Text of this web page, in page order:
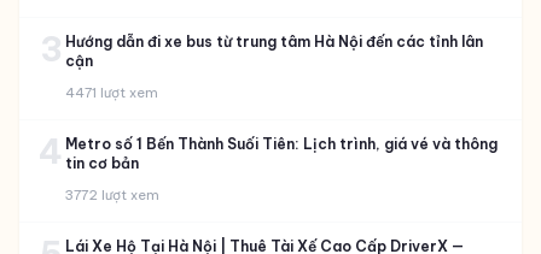
3 Hướng dẫn đi xe bus từ trung tâm Hà Nội đến các tỉnh lân
cận
4471 lượt xem
4 Metro số 1 Bến Thành Suối Tiên: Lịch trình, giá vé và thông
tin cơ bản
3772 lượt xem
Lái Xe Hộ Tại Hà Nội | Thuê Tài Xế Cao Cấp DriverX —